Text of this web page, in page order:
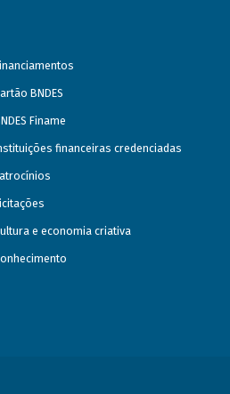
BNDES
Finame
financeiras credenciadas
e economia criativa